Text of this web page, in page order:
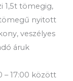
1,5t tömegig,
nyitott
veszélyes
áruk
– 17:00 között